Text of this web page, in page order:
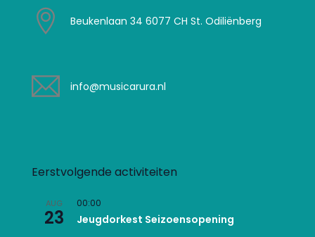
Beukenlaan 34 6077 CH St. Odiliënberg
info@musicarura.nl
Eerstvolgende activiteiten
AUG
23
00:00
Jeugdorkest Seizoensopening